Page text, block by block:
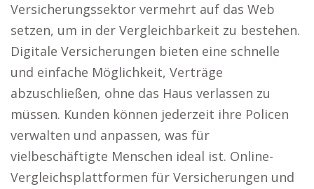
Versicherungssektor vermehrt auf das Web
setzen, um in der Vergleichbarkeit zu bestehen.
Digitale Versicherungen bieten eine schnelle
und einfache Möglichkeit, Verträge
abzuschließen, ohne das Haus verlassen zu
müssen. Kunden können jederzeit ihre Policen
verwalten und anpassen, was für
vielbeschäftigte Menschen ideal ist. Online-
Vergleichsplattformen für Versicherungen und